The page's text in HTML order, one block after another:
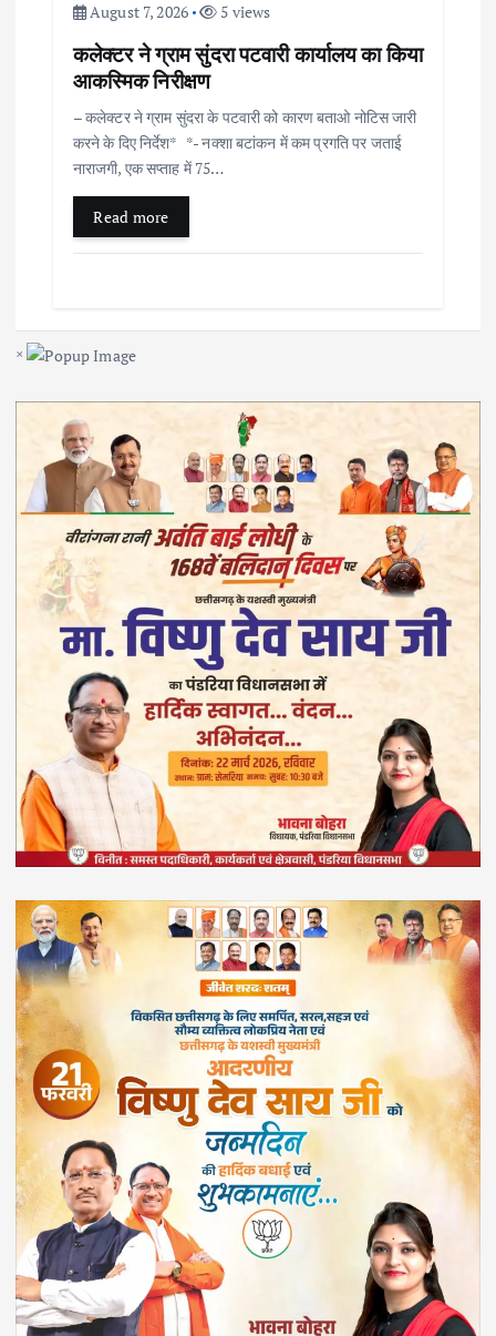
August 7, 2026
5 views
कलेक्टर ने ग्राम सुंदरा पटवारी कार्यालय का किया
आकस्मिक निरीक्षण
– कलेक्टर ने ग्राम सुंदरा के पटवारी को कारण बताओ नोटिस जारी
करने के दिए निर्देश* *- नक्शा बटांकन में कम प्रगति पर जताई
नाराजगी, एक सप्ताह में 75…
Read more
×